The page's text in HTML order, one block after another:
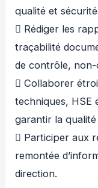
qualité et
 Rédiger les
traçabilité
de contrôle,
 Collaborer
techniques,
garantir la
 Participer aux
remontée
direction.